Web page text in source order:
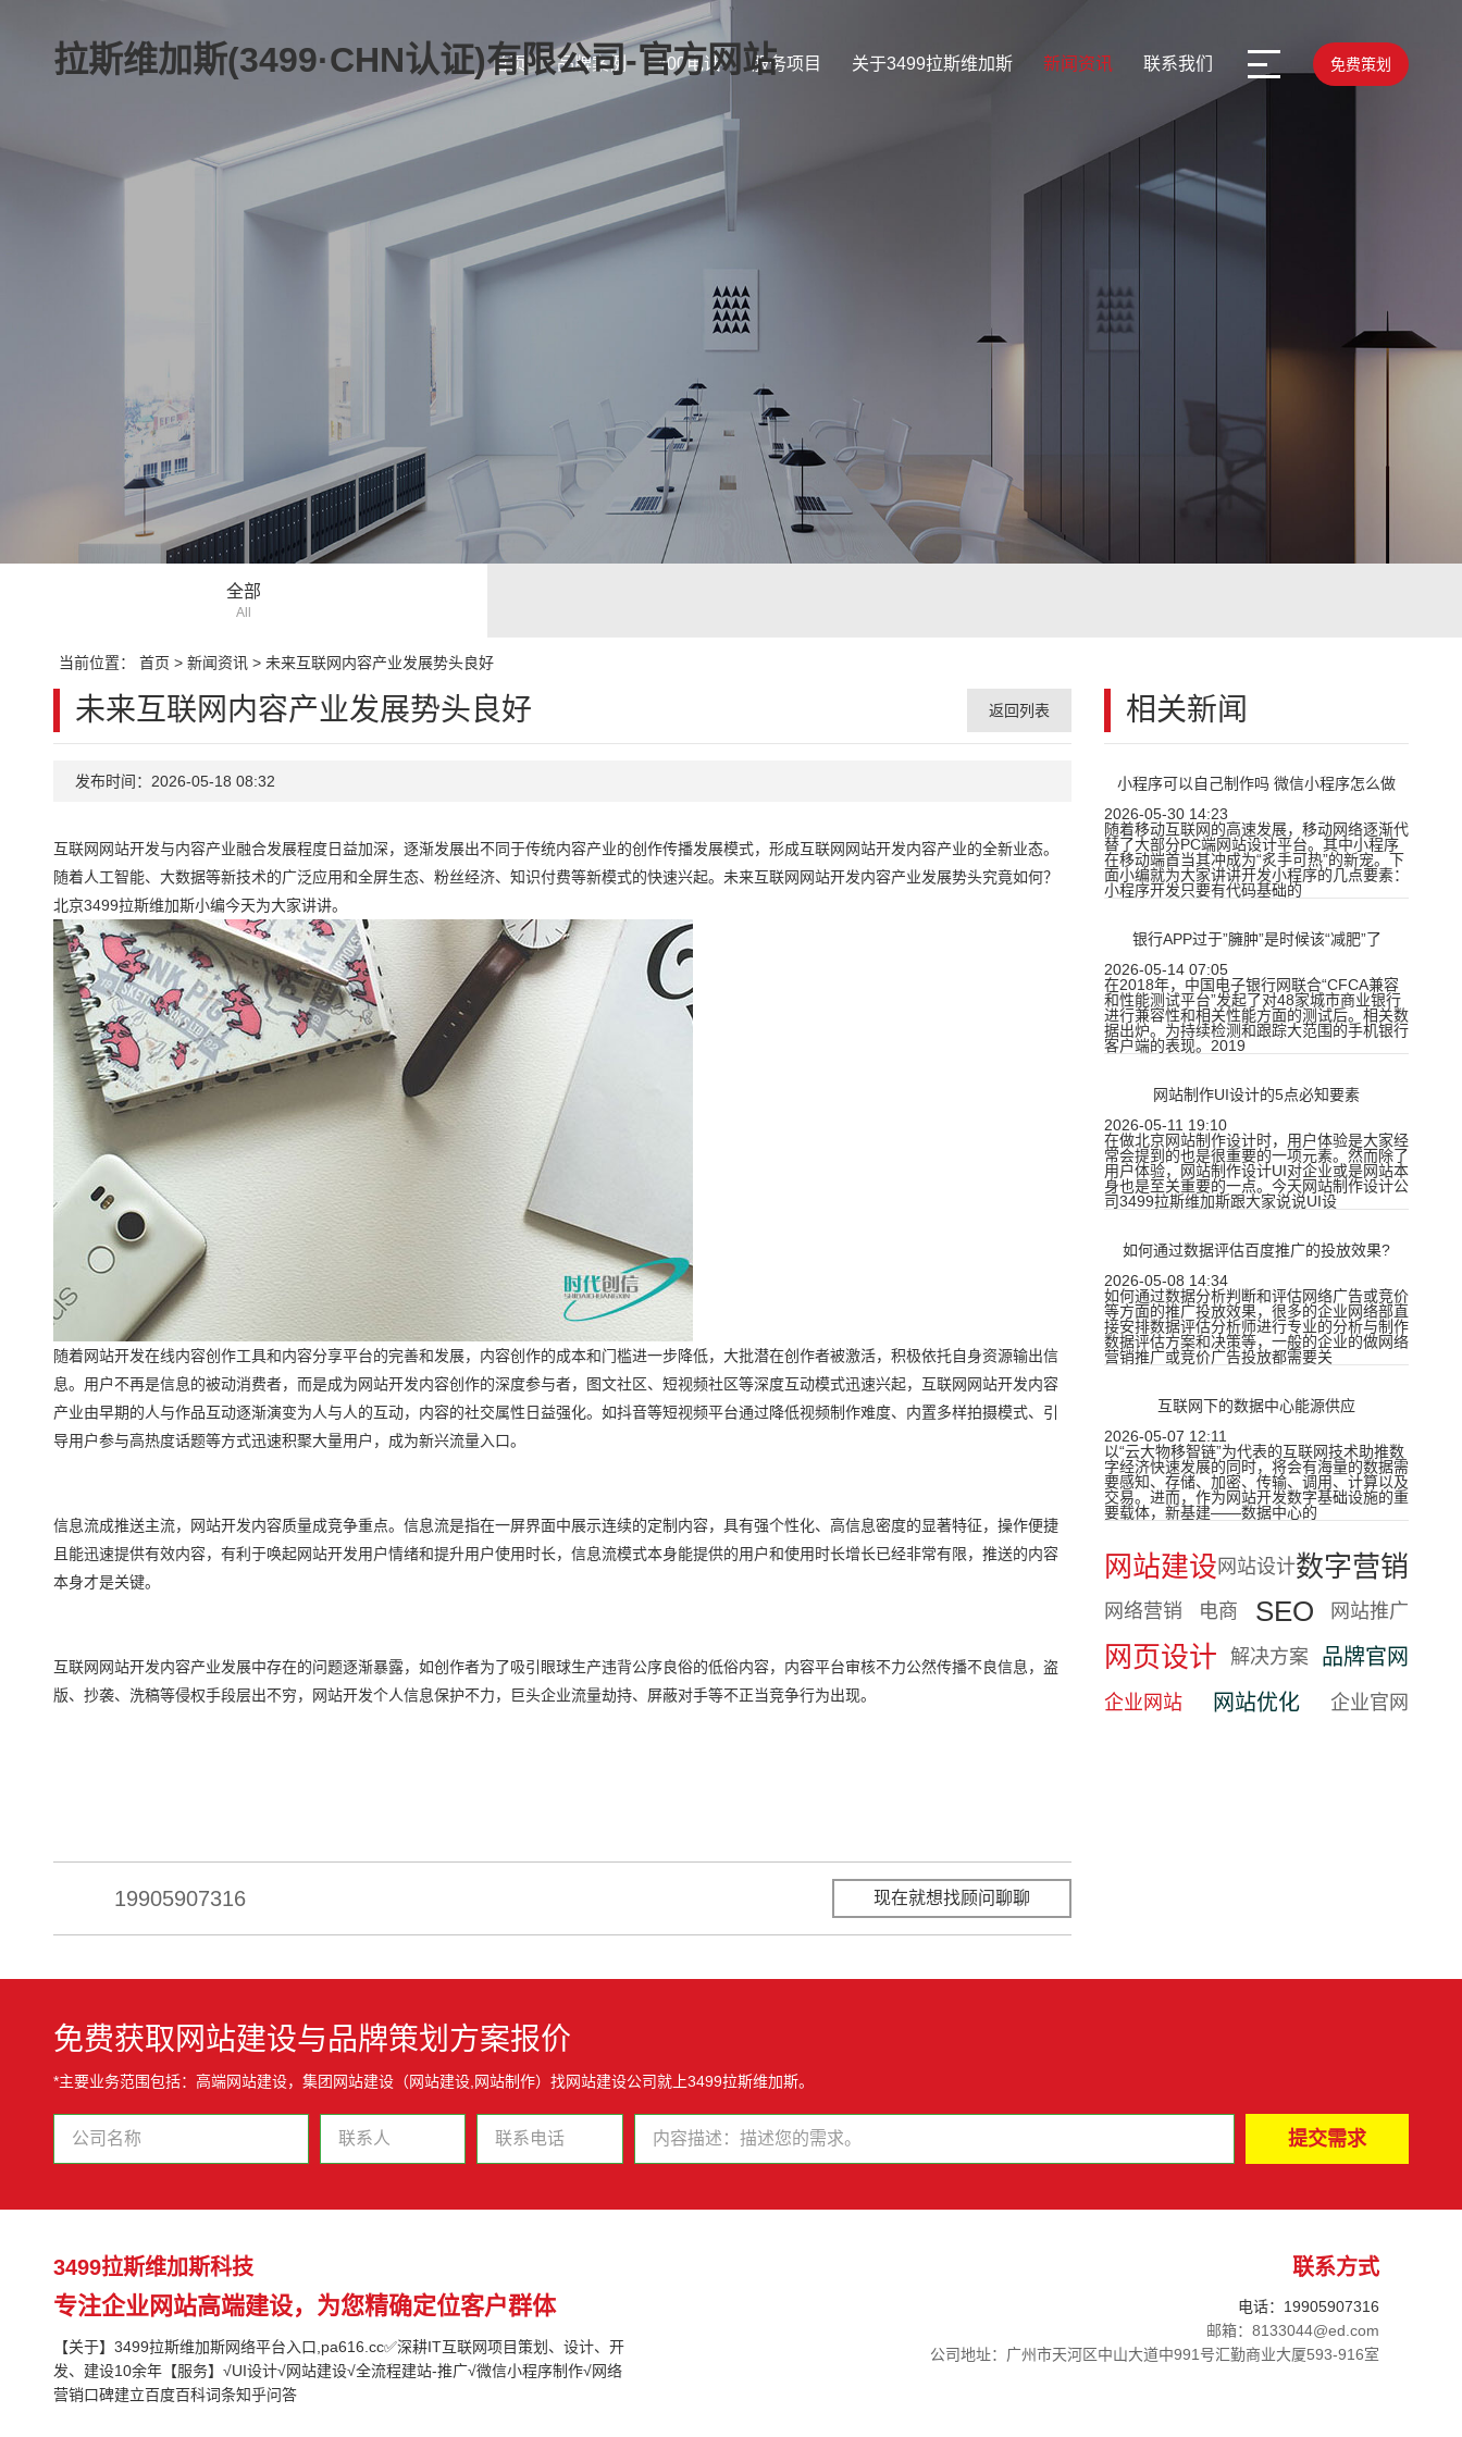
拉斯维加斯(3499·CHN认证)有限公司-官方网站
首页 品牌案例 400电话 服务项目 关于3499拉斯维加斯 新闻资讯 联系我们 免费策划
全部
All
当前位置： 首页 > 新闻资讯> 未来互联网内容产业发展势头良好
相关新闻
小程序可以自己制作吗 微信小程序怎么做
2026-05-30 14:23
随着移动互联网的高速发展，移动网络逐渐代
替了大部分PC端网站设计平台。其中小程序
在移动端首当其冲成为“炙手可热”的新宠。下
面小编就为大家讲讲开发小程序的几点要素：
小程序开发只要有代码基础的
银行APP过于”臃肿”是时候该“减肥”了
2026-05-14 07:05
在2018年，中国电子银行网联合“CFCA兼容
和性能测试平台”发起了对48家城市商业银行
进行兼容性和相关性能方面的测试后。相关数
据出炉。为持续检测和跟踪大范围的手机银行
客户端的表现。2019
网站制作UI设计的5点必知要素
2026-05-11 19:10
在做北京网站制作设计时，用户体验是大家经
常会提到的也是很重要的一项元素。然而除了
用户体验，网站制作设计UI对企业或是网站本
身也是至关重要的一点。今天网站制作设计公
司3499拉斯维加斯跟大家说说UI设
如何通过数据评估百度推广的投放效果?
2026-05-08 14:34
如何通过数据分析判断和评估网络广告或竞价
等方面的推广投放效果，很多的企业网络部直
接安排数据评估分析师进行专业的分析与制作
数据评估方案和决策等，一般的企业的做网络
营销推广或竞价广告投放都需要关
互联网下的数据中心能源供应
2026-05-07 12:11
以“云大物移智链”为代表的互联网技术助推数
字经济快速发展的同时，将会有海量的数据需
要感知、存储、加密、传输、调用、计算以及
交易。进而，作为网站开发数字基础设施的重
要载体，新基建——数据中心的
网站建设 网站设计数字营销
网络营销 电商 SEO 网站推广
网页设计 解决方案 品牌官网
企业网站 网站优化 企业官网
未来互联网内容产业发展势头良好 返回列表
发布时间：2026-05-18 08:32
互联网网站开发与内容产业融合发展程度日益加深，逐渐发展出不同于传统内容产业的创作传播发展模式，形成互联网网站开发内容产业的全新业态。
随着人工智能、大数据等新技术的广泛应用和全屏生态、粉丝经济、知识付费等新模式的快速兴起。未来互联网网站开发内容产业发展势头究竟如何？
北京3499拉斯维加斯小编今天为大家讲讲。
随着网站开发在线内容创作工具和内容分享平台的完善和发展，内容创作的成本和门槛进一步降低，大批潜在创作者被激活，积极依托自身资源输出信
息。用户不再是信息的被动消费者，而是成为网站开发内容创作的深度参与者，图文社区、短视频社区等深度互动模式迅速兴起，互联网网站开发内容
产业由早期的人与作品互动逐渐演变为人与人的互动，内容的社交属性日益强化。如抖音等短视频平台通过降低视频制作难度、内置多样拍摄模式、引
导用户参与高热度话题等方式迅速积聚大量用户，成为新兴流量入口。
信息流成推送主流，网站开发内容质量成竞争重点。信息流是指在一屏界面中展示连续的定制内容，具有强个性化、高信息密度的显著特征，操作便捷
且能迅速提供有效内容，有利于唤起网站开发用户情绪和提升用户使用时长，信息流模式本身能提供的用户和使用时长增长已经非常有限，推送的内容
本身才是关键。
互联网网站开发内容产业发展中存在的问题逐渐暴露，如创作者为了吸引眼球生产违背公序良俗的低俗内容，内容平台审核不力公然传播不良信息，盗
版、抄袭、洗稿等侵权手段层出不穷，网站开发个人信息保护不力，巨头企业流量劫持、屏蔽对手等不正当竞争行为出现。
19905907316 现在就想找顾问聊聊
免费获取网站建设与品牌策划方案报价
*主要业务范围包括：高端网站建设，集团网站建设（网站建设,网站制作）找网站建设公司就上3499拉斯维加斯。
3499拉斯维加斯科技
专注企业网站高端建设，为您精确定位客户群体
【关于】3499拉斯维加斯网络平台入口,pa616.cc✅深耕IT互联网项目策划、设计、开
发、建设10余年【服务】√UI设计√网站建设√全流程建站-推广√微信小程序制作√网络
营销口碑建立百度百科词条知乎问答
联系方式
电话：19905907316
邮箱：8133044@ed.com
公司地址：广州市天河区中山大道中991号汇勤商业大厦593-916室